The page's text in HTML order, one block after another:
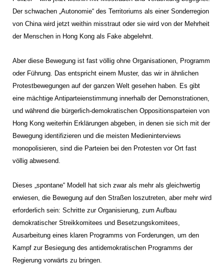
Der schwachen „Autonomie“ des Territoriums als einer Sonderregion
von China wird jetzt weithin misstraut oder sie wird von der Mehrheit
der Menschen in Hong Kong als Fake abgelehnt.
Aber diese Bewegung ist fast völlig ohne Organisationen, Programm
oder Führung. Das entspricht einem Muster, das wir in ähnlichen
Protestbewegungen auf der ganzen Welt gesehen haben. Es gibt
eine mächtige Antiparteienstimmung innerhalb der Demonstrationen,
und während die bürgerlich-demokratischen Oppositionsparteien von
Hong Kong weiterhin Erklärungen abgeben, in denen sie sich mit der
Bewegung identifizieren und die meisten Medieninterviews
monopolisieren, sind die Parteien bei den Protesten vor Ort fast
völlig abwesend.
Dieses „spontane“ Modell hat sich zwar als mehr als gleichwertig
erwiesen, die Bewegung auf den Straßen loszutreten, aber mehr wird
erforderlich sein: Schritte zur Organisierung, zum Aufbau
demokratischer Streikkomitees und Besetzungskomitees,
Ausarbeitung eines klaren Programms von Forderungen, um den
Kampf zur Besiegung des antidemokratischen Programms der
Regierung vorwärts zu bringen.